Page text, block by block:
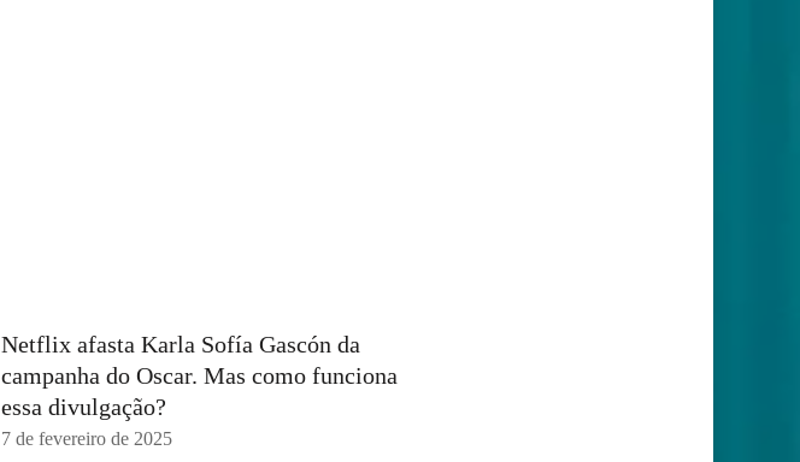
Netflix afasta Karla Sofía Gascón da
campanha do Oscar. Mas como funciona
essa divulgação?
7 de fevereiro de 2025